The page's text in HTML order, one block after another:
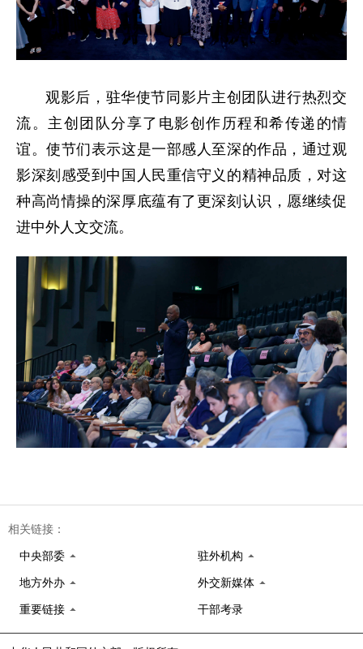
观影后，驻华使节同影片主创团队进行热烈交
流。主创团队分享了电影创作历程和希传递的情
谊。使节们表示这是一部感人至深的作品，通过观
影深刻感受到中国人民重信守义的精神品质，对这
种高尚情操的深厚底蕴有了更深刻认识，愿继续促
进中外人文交流。
相关链接：
中央部委 驻外机构
地方外办 外交新媒体
重要链接 干部考录